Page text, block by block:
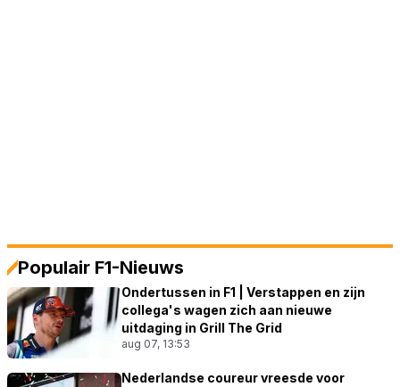
Populair F1-Nieuws
Ondertussen in F1 | Verstappen en zijn
collega's wagen zich aan nieuwe
uitdaging in Grill The Grid
aug 07, 13:53
Nederlandse coureur vreesde voor